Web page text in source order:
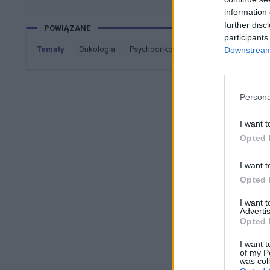
information
further
I want
Opted
I want
Opted
I want
Opted
I want
of my
was
POWIĄZANE
Tematy onkologia psychoonkologia wsparcie